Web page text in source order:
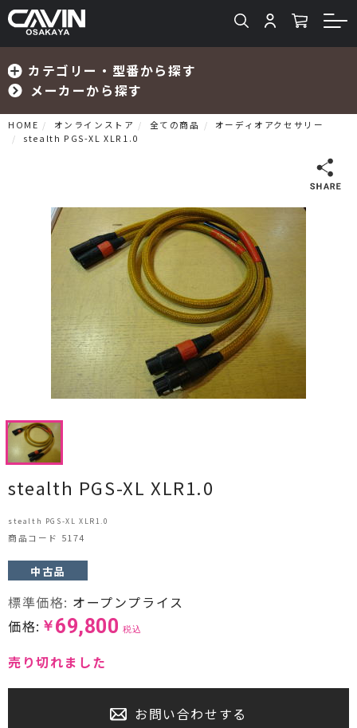
カテゴリー・型番から探す
メーカーから探す
検索
プリメインアンプ
パワーアンプ
CDプレーヤー・レシーバー
レコードプレーヤー
フォノイコライザー・MCトランス
スピーカー
オーディオその他
AVアンプ
HOME オンラインストア 全ての商品
オーディオアクセサリー
stealth PGS-XL XLR1.0
stealth PGS-XL XLR1.0
stealth PGS-XL XLR1.0
商品コード 5174
中古品
標準価格: オープンプライス
価格: ￥ 69,800 税込
売り切れました
お問い合わせする